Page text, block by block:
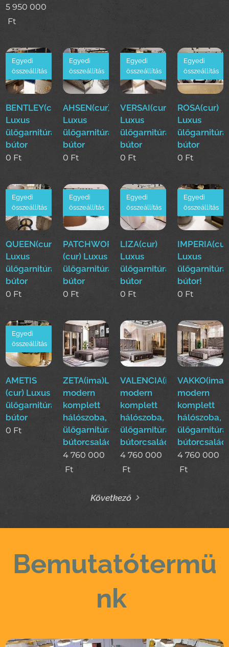
5 950 000
Ft
BENTLEY(cur)
Luxus
ülőgarnitúra
bútor
Egyedi
összeállítás
0 Ft
AHSEN(cur)
Luxus
ülőgarnitúra
bútor
Egyedi
összeállítás
0 Ft
VERSAI(cur)
Luxus
ülőgarnitúra
bútor
Egyedi
összeállítás
0 Ft
ROSA(cur)
Luxus
ülőgarnitúra
bútor
Egyedi
összeállítás
0 Ft
QUEEN(cur)
Luxus
ülőgarnitúra
bútor
Egyedi
összeállítás
0 Ft
PATCHWORK
(cur) Luxus
ülőgarnitúra
bútor
Egyedi
összeállítás
0 Ft
LIZA(cur)
Luxus
ülőgarnitúra
bútor
Egyedi
összeállítás
0 Ft
Luxus
ülőgarnitúra
bútor!
Egyedi
összeállítás
0 Ft
AMETIS
(cur) Luxus
ülőgarnitúra
bútor
Egyedi
összeállítás
0 Ft
ZETA(ima)Luxus
modern
komplett
hálószoba,
ülőgarnitúra,étkező
bútorcsalád!
4 760 000
Ft
VALENCIA(ima)Luxus
modern
komplett
hálószoba,
ülőgarnitúra,étkező
bútorcsalád!
4 760 000
Ft
modern
komplett
hálószoba,
bútorcsalád!
4 760 000
Ft
Következő
Bemutatótermü
nk